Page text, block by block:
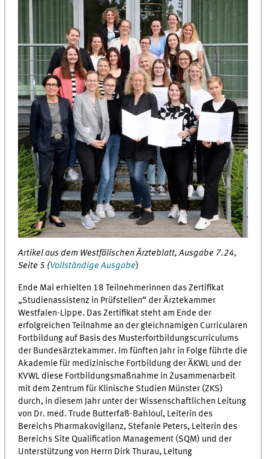
Artikel aus dem Westfälischen Ärzteblatt, Ausgabe 7.24,
Seite 5 (Vollständige Ausgabe)
Ende Mai erhielten 18 Teilnehmerinnen das Zertifikat
„Studienassistenz in Prüfstellen“ der Ärztekammer
Westfalen-Lippe. Das Zertifikat steht am Ende der
erfolgreichen Teilnahme an der gleichnamigen Curricularen
Fortbildung auf Basis des Musterfortbildungscurriculums
der Bundesärztekammer. Im fünften Jahr in Folge führte die
Akademie für medizinische Fortbildung der ÄKWL und der
KVWL diese Fortbildungsmaßnahme in Zusammenarbeit
mit dem Zentrum für Klinische Studien Münster (ZKS)
durch, in diesem Jahr unter der Wissenschaftlichen Leitung
von Dr. med. Trude Butterfaß-Bahloul, Leiterin des
Bereichs Pharmakovigilanz, Stefanie Peters, Leiterin des
Bereichs Site Qualification Management (SQM) und der
Unterstützung von Herrn Dirk Thurau, Leitung